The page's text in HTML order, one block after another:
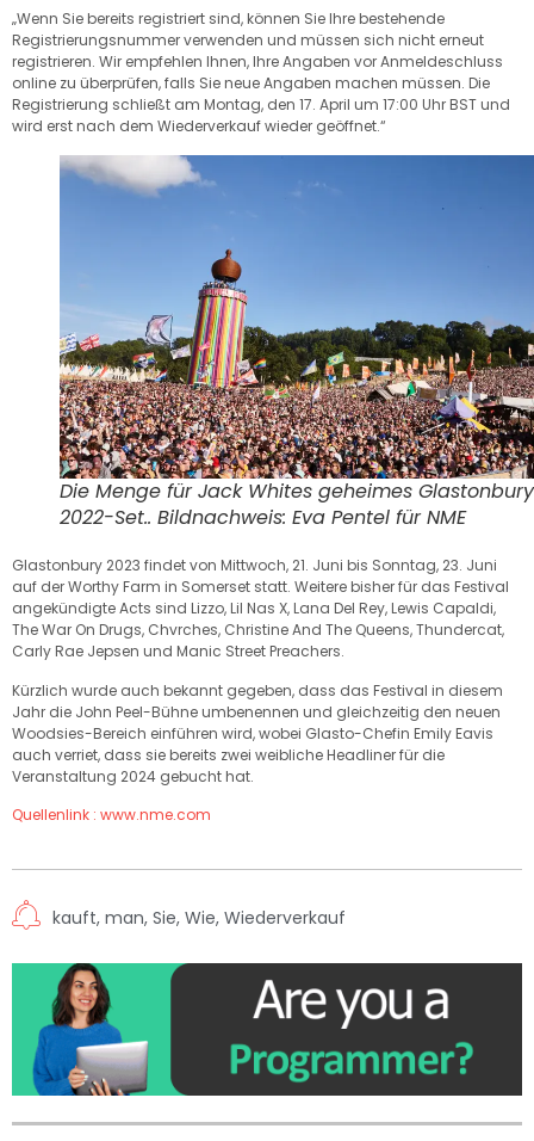
„Wenn Sie bereits registriert sind, können Sie Ihre bestehende
Registrierungsnummer verwenden und müssen sich nicht erneut
registrieren. Wir empfehlen Ihnen, Ihre Angaben vor Anmeldeschluss
online zu überprüfen, falls Sie neue Angaben machen müssen. Die
Registrierung schließt am Montag, den 17. April um 17:00 Uhr BST und
wird erst nach dem Wiederverkauf wieder geöffnet.“
Die Menge für Jack Whites geheimes Glastonbury
2022-Set.. Bildnachweis: Eva Pentel für NME
Glastonbury 2023 findet von Mittwoch, 21. Juni bis Sonntag, 23. Juni
auf der Worthy Farm in Somerset statt. Weitere bisher für das Festival
angekündigte Acts sind Lizzo, Lil Nas X, Lana Del Rey, Lewis Capaldi,
The War On Drugs, Chvrches, Christine And The Queens, Thundercat,
Carly Rae Jepsen und Manic Street Preachers.
Kürzlich wurde auch bekannt gegeben, dass das Festival in diesem
Jahr die John Peel-Bühne umbenennen und gleichzeitig den neuen
Woodsies-Bereich einführen wird, wobei Glasto-Chefin Emily Eavis
auch verriet, dass sie bereits zwei weibliche Headliner für die
Veranstaltung 2024 gebucht hat.
Quellenlink : www.nme.com
kauft, man, Sie, Wie, Wiederverkauf